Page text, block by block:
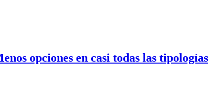
opciones en casi todas las tipologías